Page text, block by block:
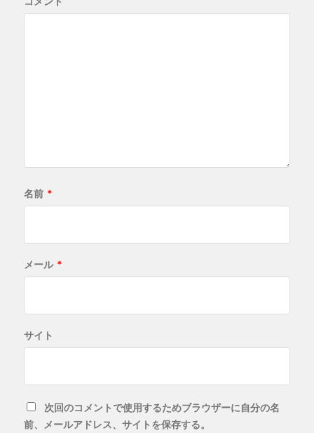
名前 *
メール *
サイト
次回のコメントで使用するためブラウザーに自分の名
前、メールアドレス、サイトを保存する。